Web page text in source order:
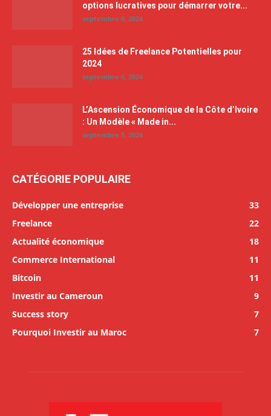
options lucratives pour démarrer votre...
septembre 6, 2024
25 Idées de Freelance Potentielles pour
2024
septembre 6, 2024
L’Ascension Économique de la Côte d’Ivoire
: Un Modèle « Made in...
septembre 5, 2024
CATÉGORIE POPULAIRE
Développer une entreprise
33
Freelance
22
Actualité économique
18
Commerce International
11
Bitcoin
11
Investir au Cameroun
9
Success story
7
Pourquoi Investir au Maroc
7